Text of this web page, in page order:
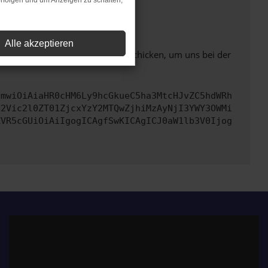
unterstützt werden.
Du kannst uns diesen Text schicken, um uns bei der
Alle akzeptieren